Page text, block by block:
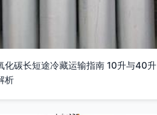
化碳长短途冷藏运输指南 10升与40升
析